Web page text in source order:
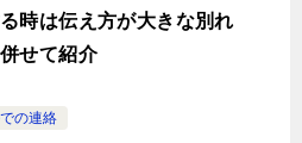
時は伝え方が大きな別れ
せて紹介
の連絡